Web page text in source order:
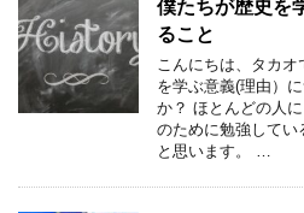
僕たちが歴史を
ること
こんにちは、タカ
を学ぶ意義(理由）
か？ ほとんどの人
のために勉強してい
と思います。 …